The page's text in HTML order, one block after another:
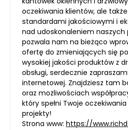
oczekiwania klientów, ale
standardami jakościowymi i
nad udoskonaleniem
pozwala nam na bieżąco
ofertę do zmieniających się
wysokiej jakości produktów z
obsługi, serdecznie
internetowej. Znajdziesz tam
oraz możliwościach
który spełni Twoje
projekty!
Strona www: https://